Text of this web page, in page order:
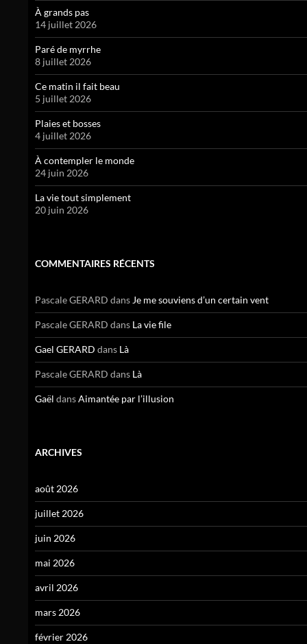
À grands pas
14 juillet 2026
Paré de myrrhe
8 juillet 2026
Ce matin il fait beau
5 juillet 2026
Plaies et bosses
4 juillet 2026
À contempler le monde
24 juin 2026
La vie tout simplement
20 juin 2026
COMMENTAIRES RÉCENTS
Pascale GERARD dans Je me souviens d’un certain vent
Pascale GERARD dans La vie file
Gael GERARD dans Là
Pascale GERARD dans Là
Gaël dansAimantée par l’illusion
ARCHIVES
août 2026
juillet 2026
juin 2026
mai 2026
avril 2026
mars 2026
février 2026